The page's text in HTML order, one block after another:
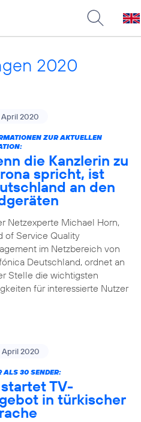
2020
April 2020
ZUR AKTUELLEN
die Kanzlerin zu
spricht, ist
an den
Netzexperte Michael Horn,
of Service Quality
im Netzbereich von
Deutschland, ordnet an
Stelle die wichtigsten
für interessierte Nutzer
April 2020
ALS 30 SENDER:
startet TV-
in türkischer